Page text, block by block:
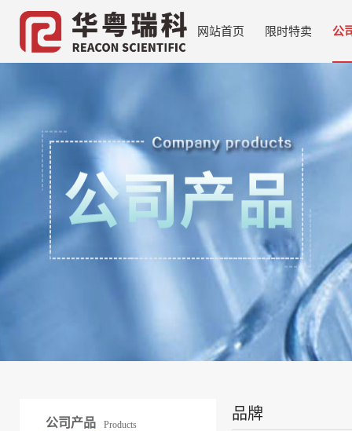
网站首页 限时特卖 公
公司产品 Products
品牌